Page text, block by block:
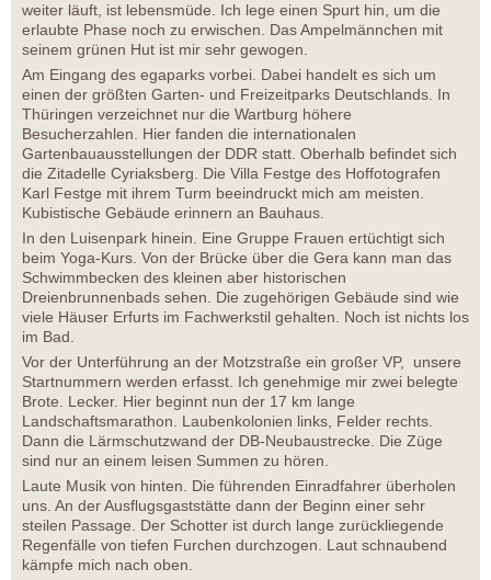
weiter läuft, ist lebensmüde. Ich lege einen Spurt hin, um die
erlaubte Phase noch zu erwischen. Das Ampelmännchen mit
seinem grünen Hut ist mir sehr gewogen.
Am Eingang des egaparks vorbei. Dabei handelt es sich um
einen der größten Garten- und Freizeitparks Deutschlands. In
Thüringen verzeichnet nur die Wartburg höhere
Besucherzahlen. Hier fanden die internationalen
Gartenbauausstellungen der DDR statt. Oberhalb befindet sich
die Zitadelle Cyriaksberg. Die Villa Festge des Hoffotografen
Karl Festge mit ihrem Turm beeindruckt mich am meisten.
Kubistische Gebäude erinnern an Bauhaus.
In den Luisenpark hinein. Eine Gruppe Frauen ertüchtigt sich
beim Yoga-Kurs. Von der Brücke über die Gera kann man das
Schwimmbecken des kleinen aber historischen
Dreienbrunnenbads sehen. Die zugehörigen Gebäude sind wie
viele Häuser Erfurts im Fachwerkstil gehalten. Noch ist nichts los
im Bad.
Vor der Unterführung an der Motzstraße ein großer VP, unsere
Startnummern werden erfasst. Ich genehmige mir zwei belegte
Brote. Lecker. Hier beginnt nun der 17 km lange
Landschaftsmarathon. Laubenkolonien links, Felder rechts.
Dann die Lärmschutzwand der DB-Neubaustrecke. Die Züge
sind nur an einem leisen Summen zu hören.
Laute Musik von hinten. Die führenden Einradfahrer überholen
uns. An der Ausflugsgaststätte dann der Beginn einer sehr
steilen Passage. Der Schotter ist durch lange zurückliegende
Regenfälle von tiefen Furchen durchzogen. Laut schnaubend
kämpfe mich nach oben.